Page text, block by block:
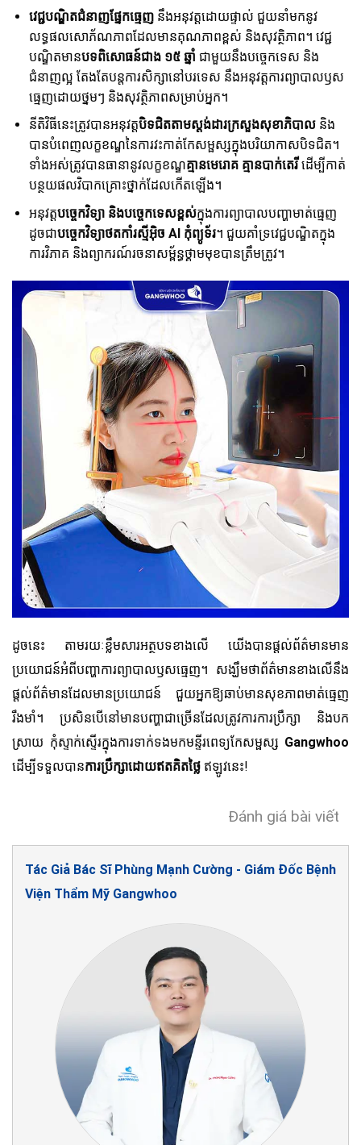
វេជ្ជបណ្ឌិតជំនាញផ្នែកធ្មេញនឹងអនុវត្តដោយផ្ទាល់ ជួយនាំមកនូវ
លទ្ធផលសោភ័ណភាពដែលមានគុណភាពខ្ពស់ និងសុវត្ថិភាព។ វេជ្ជ
បណ្ឌិតមានបទពិសោធន៍ជាង ១៥ ឆ្នាំ ជាមួយនឹងបច្ចេកទេស និង
ជំនាញល្អ តែងតែបន្តការសិក្សានៅបរទេស នឹងអនុវត្តការព្យាបាលឫស
ធ្មេញដោយថ្នមៗ និងសុវត្ថិភាពសម្រាប់អ្នក។
នីតិវិធីនេះត្រូវបានអនុវត្តបិទជិតតាមស្តង់ដារក្រសួងសុខាភិបាលនិង
បានបំពេញលក្ខខណ្ឌនៃការវះកាត់កែសម្ផស្សក្នុងបរិយាកាសបិទជិត។
ទាំងអស់ត្រូវបានធានានូវលក្ខខណ្ឌគ្មានមេរោគ គ្មានបាក់តេរីដើម្បីកាត់
បន្ថយផលវិបាកគ្រោះថ្នាក់ដែលកើតឡើង។
អនុវត្តបច្ចេកវិទ្យា និងបច្ចេកទេសខ្ពស់ក្នុងការព្យាបាលបញ្ហាមាត់ធ្មេញ
ដូចជាបច្ចេកវិទ្យាថតកាំរស្មីអ៊ិច AI កុំព្យូទ័រ។ ជួយគាំទ្រវេជ្ជបណ្ឌិតក្នុង
ការវិភាគ និងព្យាករណ៍រចនាសម្ព័ន្ធថ្គាមមុខបានត្រឹមត្រូវ។
ដូចនេះ តាមរយៈខ្លឹមសារអត្ថបទខាងលើ យើងបានផ្តល់ព័ត៌មានមាន
ប្រយោជន៍អំពីបញ្ហាការព្យាបាលឫសធ្មេញ។ សង្ឃឹមថាព័ត៌មានខាងលើនឹង
ផ្តល់ព័ត៌មានដែលមានប្រយោជន៍ ជួយអ្នកឱ្យឆាប់មានសុខភាពមាត់ធ្មេញ
រឹងមាំ។ ប្រសិនបើនៅមានបញ្ហាជាច្រើនដែលត្រូវការការប្រឹក្សា និងបក
ស្រាយ កុំស្ទាក់ស្ទើរក្នុងការទាក់ទងមកមន្ទីរពេទ្យកែសម្ផស្ស Gangwhoo
ដើម្បីទទួលបានការប្រឹក្សាដោយឥតគិតថ្លៃ ឥឡូវនេះ!
Đánh giá bài viết
Tác Giả Bác Sĩ Phùng Mạnh Cường - Giám Đốc Bệnh
Viện Thẩm Mỹ Gangwhoo